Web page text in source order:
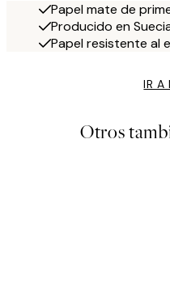
Papel mate de
Producido en
Papel resistente al
IR A
Otros